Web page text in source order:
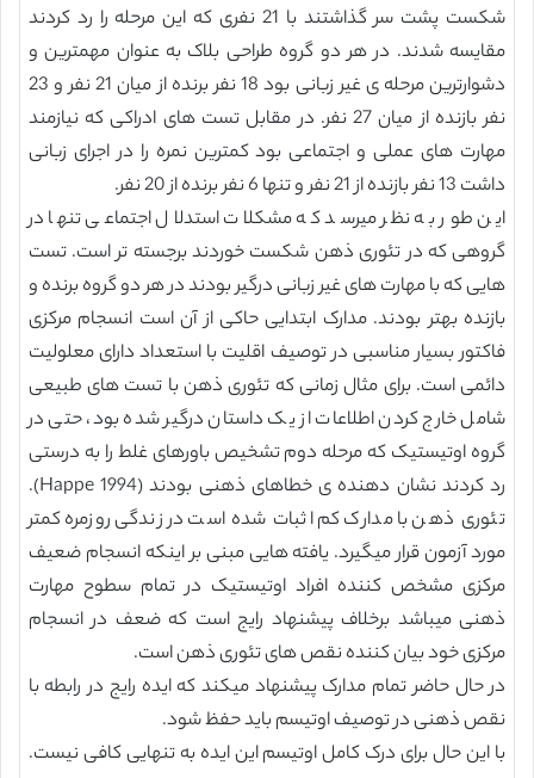
شکست پشت سر گذاشتند با 21 نفری که این مرحله را رد کردند
مقایسه شدند. در هر دو گروه طراحی بلاک به عنوان مهمترین و
دشوارترین مرحله ی غیر زبانی بود 18 نفر برنده از میان 21 نفر و 23
نفر بازنده از میان 27 نفر. در مقابل تست های ادراکی که نیازمند
مهارت های عملی و اجتماعی بود کمترین نمره را در اجرای زبانی
داشت 13 نفر بازنده از 21 نفر و تنها 6 نفر برنده از 20 نفر.
این طور به نظر میرسد که مشکلات استدلال اجتماعی تنها در
گروهی که در تئوری ذهن شکست خوردند برجسته تر است. تست
هایی که با مهارت های غیر زبانی درگیر بودند در هر دو گروه برنده و
بازنده بهتر بودند. مدارک ابتدایی حاکی از آن است انسجام مرکزی
فاکتور بسیار مناسبی در توصیف اقلیت با استعداد دارای معلولیت
دائمی است. برای مثال زمانی که تئوری ذهن با تست های طبیعی
شامل خارج کردن اطلاعات از یک داستان درگیر شده بود، حتی در
گروه اوتیستیک که مرحله دوم تشخیص باورهای غلط را به درستی
رد کردند نشان دهنده ی خطاهای ذهنی بودند (Happe 1994).
تئوری ذهن با مدارک کم اثبات شده است در زندگی روزمره کمتر
مورد آزمون قرار میگیرد. یافته هایی مبنی بر اینکه انسجام ضعیف
مرکزی مشخص کننده افراد اوتیستیک در تمام سطوح مهارت
ذهنی میباشد برخلاف پیشنهاد رایج است که ضعف در انسجام
مرکزی خود بیان کننده نقص های تئوری ذهن است.
در حال حاضر تمام مدارک پیشنهاد میکند که ایده رایج در رابطه با
نقص ذهنی در توصیف اوتیسم باید حفظ شود.
با این حال برای درک کامل اوتیسم این ایده به تنهایی کافی نیست.